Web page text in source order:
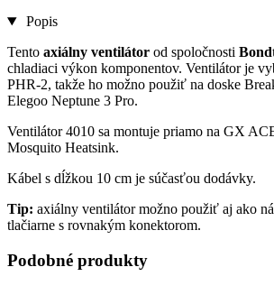
Popis
Tento axiálny ventilátor od spoločnosti
chladiaci výkon komponentov. Ventilátor je
PHR-2, takže ho možno použiť na doske
Elegoo Neptune 3 Pro.
Ventilátor 4010 sa montuje priamo na GX
Mosquito Heatsink.
Kábel s dĺžkou 10 cm je súčasťou dodávky.
Tip: axiálny ventilátor možno použiť aj ako
tlačiarne s rovnakým konektorom.
Podobné produkty